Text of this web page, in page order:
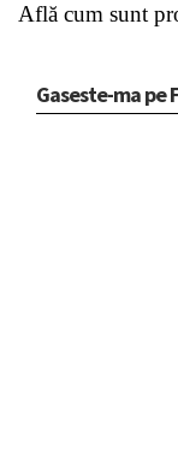
Află cum sunt
Gaseste-ma pe